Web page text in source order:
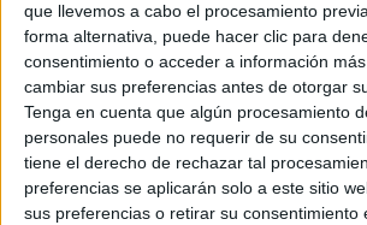
que llevemos a cabo el procesamiento
forma alternativa, puede hacer clic para
consentimiento o acceder a información
cambiar sus preferencias antes de otorgar
Tenga en cuenta que algún procesamiento
personales puede no requerir de su
tiene el derecho de rechazar tal
preferencias se aplicarán solo a este sitio
sus preferencias o retirar su consentimiento
Soy estudiante de:*
Términos y Condiciones de